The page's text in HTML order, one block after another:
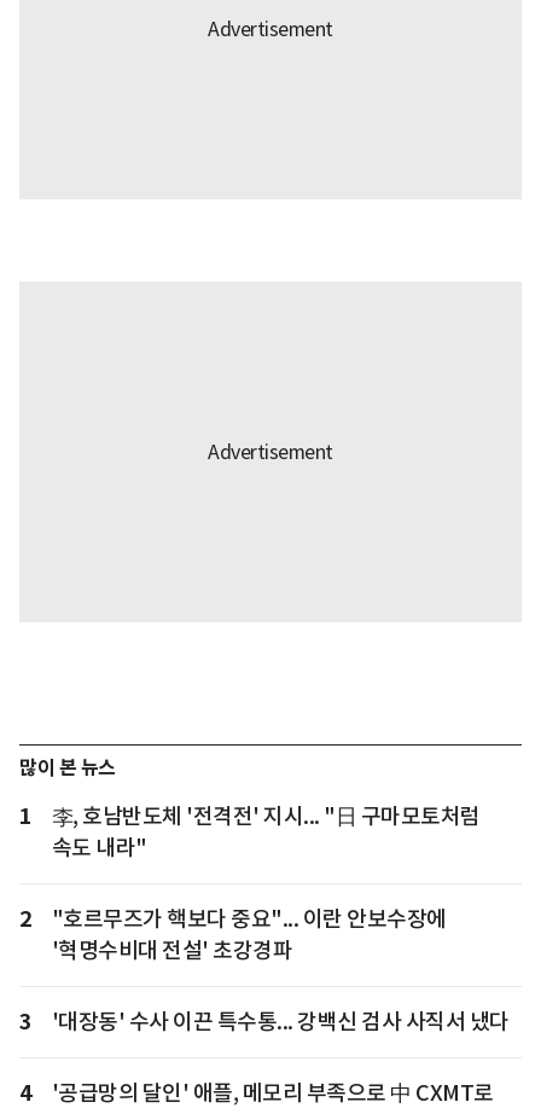
많이 본 뉴스
1
李, 호남반도체 '전격전' 지시... "日 구마모토처럼
속도 내라"
2
"호르무즈가 핵보다 중요"... 이란 안보수장에
'혁명수비대 전설' 초강경파
3 '대장동' 수사 이끈 특수통... 강백신 검사 사직서 냈다
4
'공급망의 달인' 애플, 메모리 부족으로 中 CXMT로